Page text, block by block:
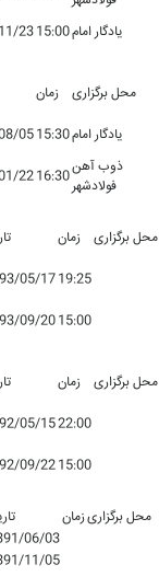
2315:00یادگار امام
زمان
محل برگزاری
0515:30یادگار امام
2216:30ذوب آهن
فولادشهر
زمان
محل برگزاری
05/1719:25
09/2015:00
زمان
محل برگزاری
05/1522:00
09/2215:00
زمانمحل برگزاری
06/03
11/05